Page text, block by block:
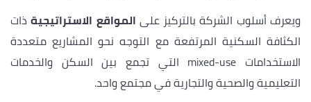
ويعرف أسلوب الشركة بالتركيز على المواقع الاستراتيجيةذات
الكثافة السكنية المرتفعة مع التوجه نحو المشاريع متعددة
الاستخدامات mixed-use التي تجمع بين السكن والخدمات
التعليمية والصحية والتجارية في مجتمع واحد.